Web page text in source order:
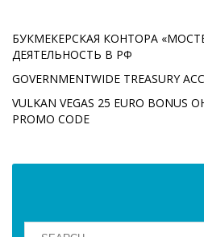
БУКМЕКЕРСКАЯ КОНТОРА
ДЕЯТЕЛЬНОСТЬ В РФ
GOVERNMENTWIDE TREASURY
VULKAN VEGAS 25 EURO BONUS
PROMO CODE